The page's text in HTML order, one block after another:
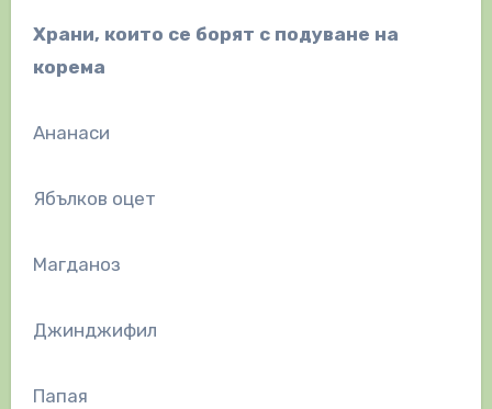
Храни, които се борят с подуване на
корема
Ананаси
Ябълков оцет
Магданоз
Джинджифил
Папая